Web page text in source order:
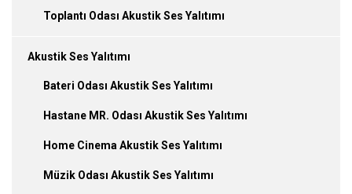
Toplantı Odası Akustik Ses Yalıtımı
Akustik Ses Yalıtımı
Bateri Odası Akustik Ses Yalıtımı
Hastane MR. Odası Akustik Ses Yalıtımı
Home Cinema Akustik Ses Yalıtımı
Müzik Odası Akustik Ses Yalıtımı